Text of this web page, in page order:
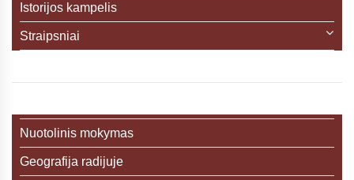
Istorijos kampelis
Straipsniai
Nuotolinis mokymas
Geografija radijuje